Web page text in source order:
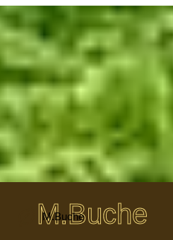
M.Buche
M.Buche